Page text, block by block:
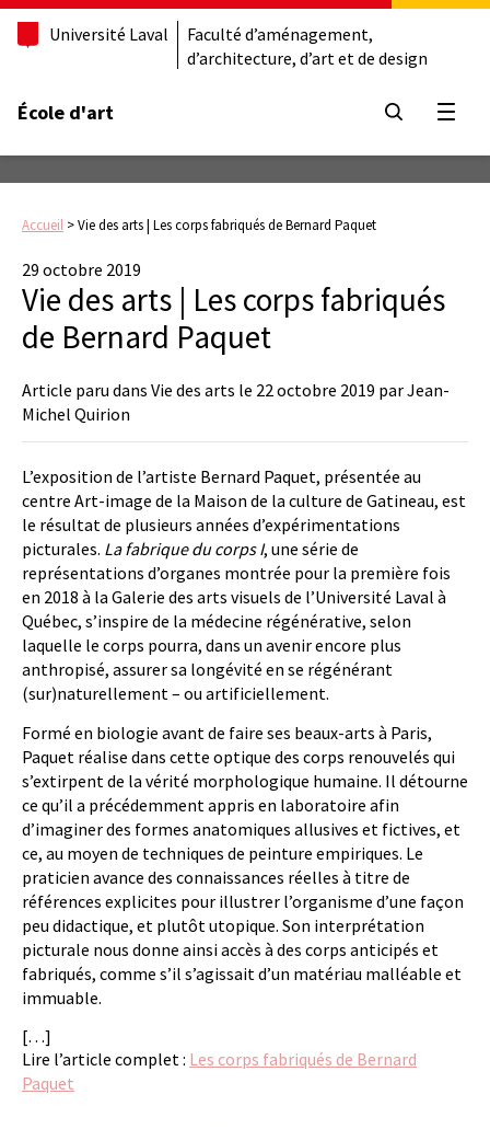
Université Laval
Faculté d’aménagement,
d’architecture, d’art et de design
École d'art
Accueil >Vie des arts | Les corps fabriqués de Bernard Paquet
29 octobre 2019
Vie des arts | Les corps fabriqués
de Bernard Paquet
Article paru dans Vie des arts le 22 octobre 2019 par Jean-
Michel Quirion
L’exposition de l’artiste Bernard Paquet, présentée au
centre Art-image de la Maison de la culture de Gatineau, est
le résultat de plusieurs années d’expérimentations
picturales. La fabrique du corps I, une série de
représentations d’organes montrée pour la première fois
en 2018 à la Galerie des arts visuels de l’Université Laval à
Québec, s’inspire de la médecine régénérative, selon
laquelle le corps pourra, dans un avenir encore plus
anthropisé, assurer sa longévité en se régénérant
(sur)naturellement – ou artificiellement.
Formé en biologie avant de faire ses beaux-arts à Paris,
Paquet réalise dans cette optique des corps renouvelés qui
s’extirpent de la vérité morphologique humaine. Il détourne
ce qu’il a précédemment appris en laboratoire afin
d’imaginer des formes anatomiques allusives et fictives, et
ce, au moyen de techniques de peinture empiriques. Le
praticien avance des connaissances réelles à titre de
références explicites pour illustrer l’organisme d’une façon
peu didactique, et plutôt utopique. Son interprétation
picturale nous donne ainsi accès à des corps anticipés et
fabriqués, comme s’il s’agissait d’un matériau malléable et
immuable.
[…]
Lire l’article complet : Les corps fabriqués de Bernard
Paquet